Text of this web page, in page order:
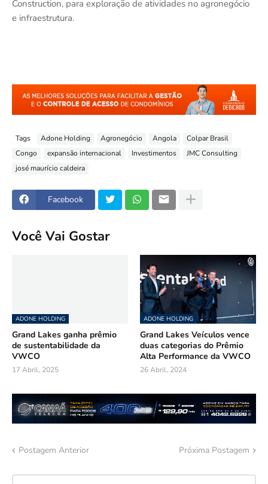
Construction, para exploração de atividades no agronegócio
e infraestrutura.
Tags Adone Holding Agronegócio Angola
Colpar Brasil
Congo
expansão internacional Investimentos
JMC Consulting
josé maurício caldeira
Facebook
Você Vai Gostar
ADONE HOLDING
Grand Lakes ganha prêmio
de sustentabilidade da
VWCO
17 Abril, 2025
ADONE HOLDING
Grand Lakes Veículos vence
duas categorias do Prêmio
Alta Performance da VWCO
26 Abril, 2024
Postagem Anterior Próxima Postagem